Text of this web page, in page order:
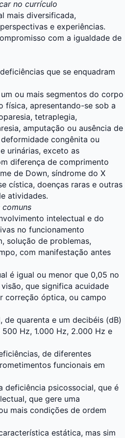
no currículo
mais diversificada,
e experiências.
com a igualdade de
que se enquadram
ou mais segmentos do corpo
física, apresentando-se sob a
tetraplegia,
amputação ou ausência de
congênita ou
urinárias, exceto as
diferença de comprimento
de Down, síndrome do X
cística, doenças raras e outras
atividades.
comuns
intelectual e do
no funcionamento
solução de problemas,
com manifestação antes
é igual ou menor que 0,05 no
que significa acuidade
correção óptica, ou campo
quarenta e um decibéis (dB)
Hz, 1.000 Hz, 2.000 Hz e
de diferentes
funcionais em
deficiência psicossocial, que é
que gere uma
mais condições de ordem
estática, mas sim